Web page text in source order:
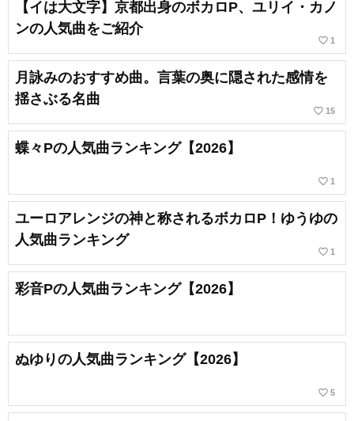
【イは大文字】京都出身のボカロP、ユリイ・カノ
ンの人気曲をご紹介
favorite_border 1
月詠みのおすすめ曲。言葉の奥に隠された感情を
揺さぶる名曲
favorite_border 15
蝶々Pの人気曲ランキング【2026】
favorite_border 1
ユーロアレンジの神と称されるボカロP！ゆうゆの
人気曲ランキング
favorite_border 1
彩音Pの人気曲ランキング【2026】
ぬゆりの人気曲ランキング【2026】
favorite_border 5